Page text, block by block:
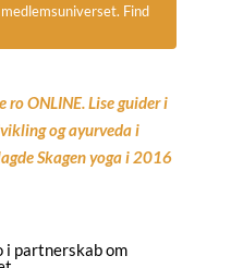
Find
ro ONLINE. Lise guider i
og ayurveda i
Skagen yoga i 2016